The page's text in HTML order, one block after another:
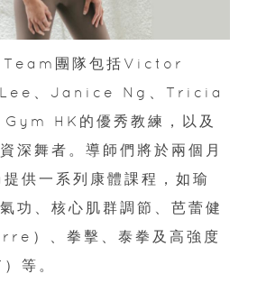
Team團隊包括Victor
、Janice Ng、Tricia
HK的優秀教練，以及
深舞者。導師們將於兩個月
供一系列康體課程，如瑜
功、核心肌群調節、芭蕾健
）、拳擊、泰拳及高強度
等。